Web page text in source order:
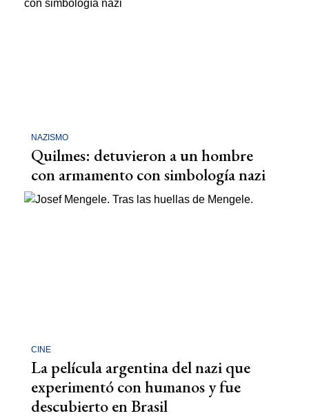
NAZISMO
Quilmes: detuvieron a un hombre
con armamento con simbología nazi
CINE
La película argentina del nazi que
experimentó con humanos y fue
descubierto en Brasil